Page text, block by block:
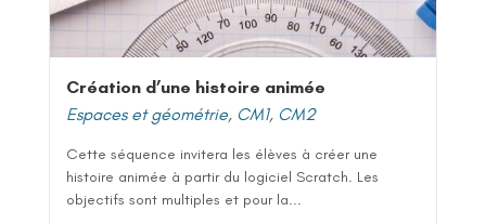
Création d’une histoire animée
Espaces et géométrie, CM1, CM2
Cette séquence invitera les élèves à créer une
histoire animée à partir du logiciel Scratch. Les
objectifs sont multiples et pour la...